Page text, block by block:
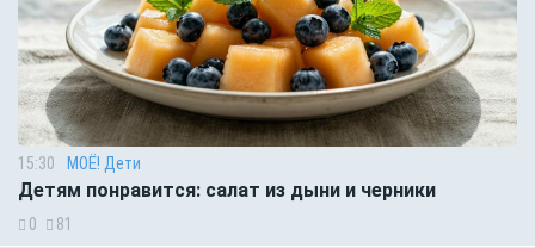
15:30 МОЁ! Дети
Детям понравится: салат из дыни и черники
0 81